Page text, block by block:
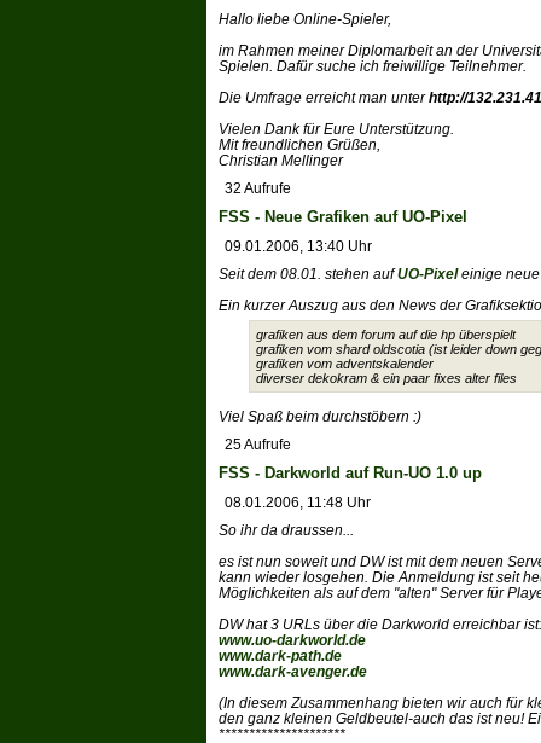
Hallo liebe Online-Spieler,
im Rahmen meiner Diplomarbeit an der
Spielen. Dafür suche ich freiwillige Teilnehmer.
Die Umfrage erreicht man unterhttp://
Vielen Dank für Eure Unterstützung.
Mit freundlichen Grüßen,
Christian Mellinger
32 Aufrufe
FSS - Neue Grafiken auf UO-Pixel
09.01.2006, 13:40 Uhr
Seit dem 08.01. stehen aufUO-Pixeleinige neue
Ein kurzer Auszug aus den News der
grafiken aus dem forum auf die hp überspielt
grafiken vom shard oldscotia (ist leider down
grafiken vom adventskalender
diverser dekokram & ein paar fixes alter files
Viel Spaß beim durchstöbern :)
25 Aufrufe
FSS - Darkworld auf Run-UO 1.0 up
08.01.2006, 11:48 Uhr
So ihr da draussen...
es ist nun soweit und DW ist mit dem neuen
kann wieder losgehen. Die Anmeldung ist seit
Möglichkeiten als auf dem "alten" Server für
DW hat 3 URLs über die Darkworld erreichbar ist:
www.uo-darkworld.de
www.dark-path.de
www.dark-avenger.de
(In diesem Zusammenhang bieten wir auch für
den ganz kleinen Geldbeutel-auch das ist neu!
*********************